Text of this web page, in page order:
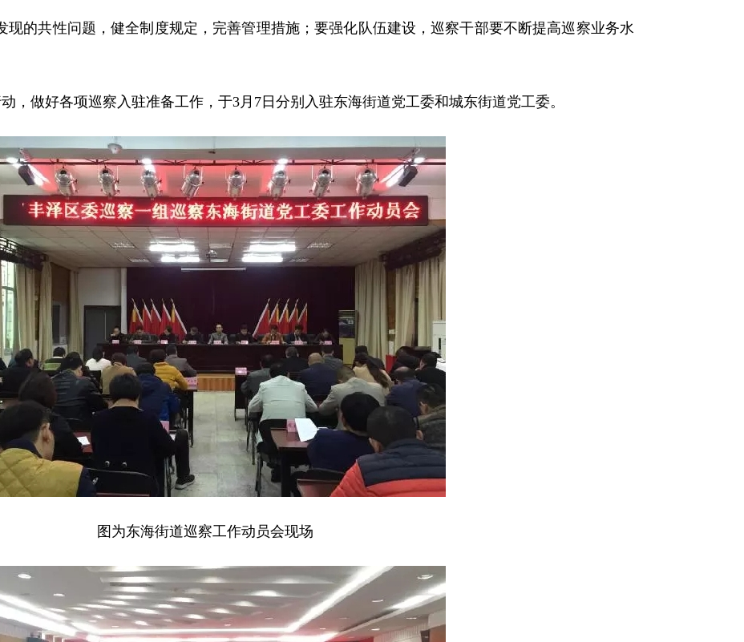
现的共性问题，健全制度规定，完善管理措施；要强化队伍建设，巡察干部要不断提高巡察业务水
，做好各项巡察入驻准备工作，于3月7日分别入驻东海街道党工委和城东街道党工委。
图为东海街道巡察工作动员会现场